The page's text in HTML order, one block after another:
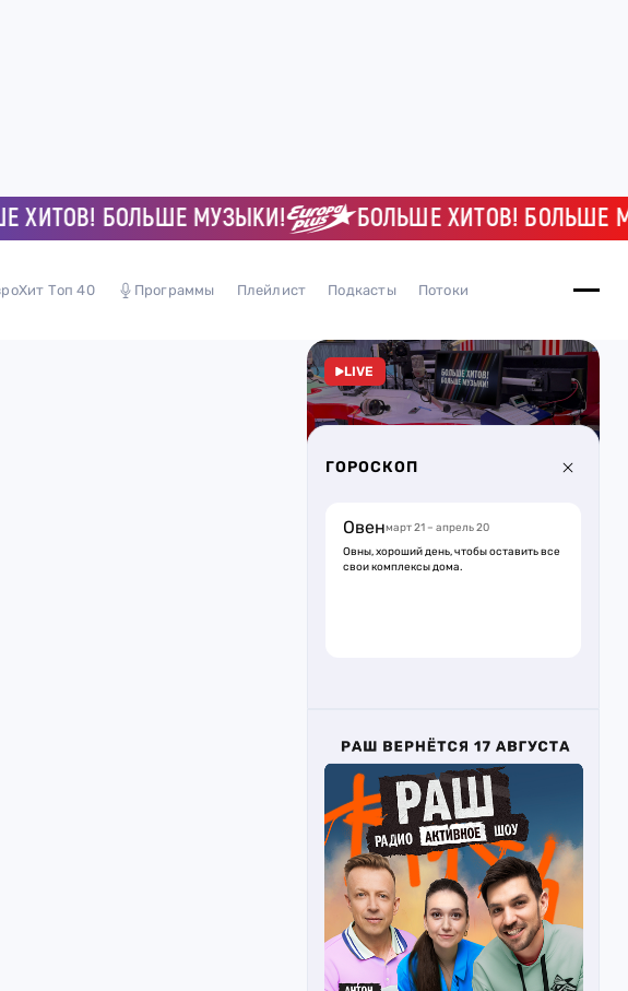
БОЛЬШЕ МУЗЫКИ! БОЛЬШЕ ХИТОВ! БОЛЬШЕ
Топ 40 Программы Плейлист Подкасты Потоки
LIVE
ГОРОСКОП
Овенмарт 21 – апрель 20
Овны, хороший день, чтобы оставить все
свои комплексы дома.